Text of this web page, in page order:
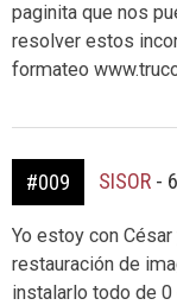
paginita que nos
resolver estos
formateo
#009 SISOR -
Yo estoy con
restauración de
instalarlo todo de